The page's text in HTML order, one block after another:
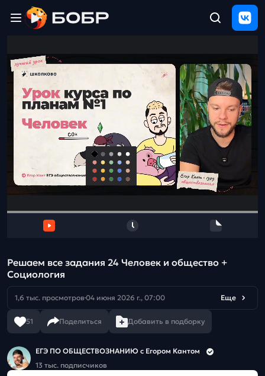
ЩЕЛЧОК
2026
Полезные
материалы
Проверка
сочинений
поддержка
и
Решаем все задания 24 Человек и общество +
Социология
1,6 тыс. просмотров 04 июня 2026 г., 07:00 Еще
51 Поделиться Добавить в подборку
ЕГЭ ПО ОБЩЕСТВОЗНАНИЮ c Егором Кантом
13 тыс. подписчиков